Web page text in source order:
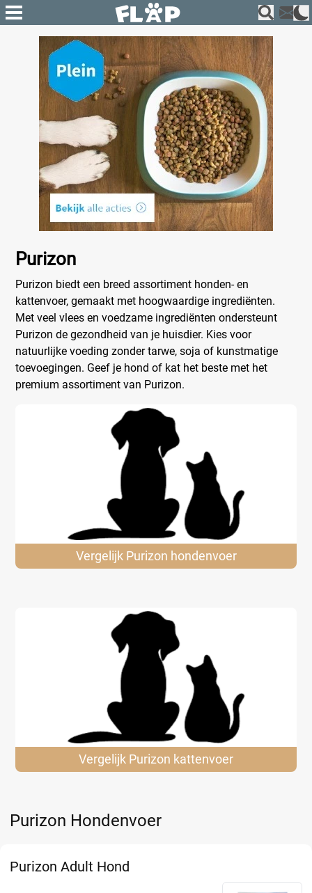
Purizon
Purizon biedt een breed assortiment honden- en
kattenvoer, gemaakt met hoogwaardige ingrediënten.
Met veel vlees en voedzame ingrediënten ondersteunt
Purizon de gezondheid van je huisdier. Kies voor
natuurlijke voeding zonder tarwe, soja of kunstmatige
toevoegingen. Geef je hond of kat het beste met het
premium assortiment van Purizon.
Vergelijk Purizon hondenvoer
Vergelijk Purizon kattenvoer
Purizon Hondenvoer
Purizon Adult Hond